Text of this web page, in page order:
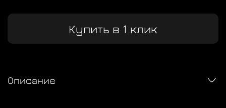
Купить в 1 клик
Описание